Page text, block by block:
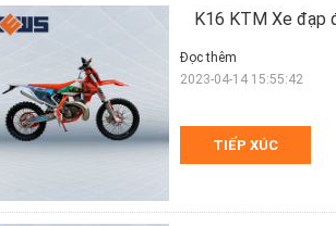
K16 KTM Xe đạp
TIẾP XÚC
Đọc thêm
2023-04-14 15:55:42